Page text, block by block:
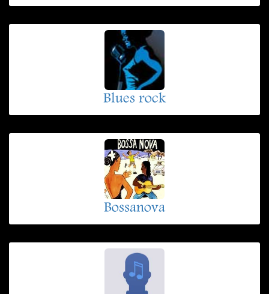
Blues rock
Bossanova